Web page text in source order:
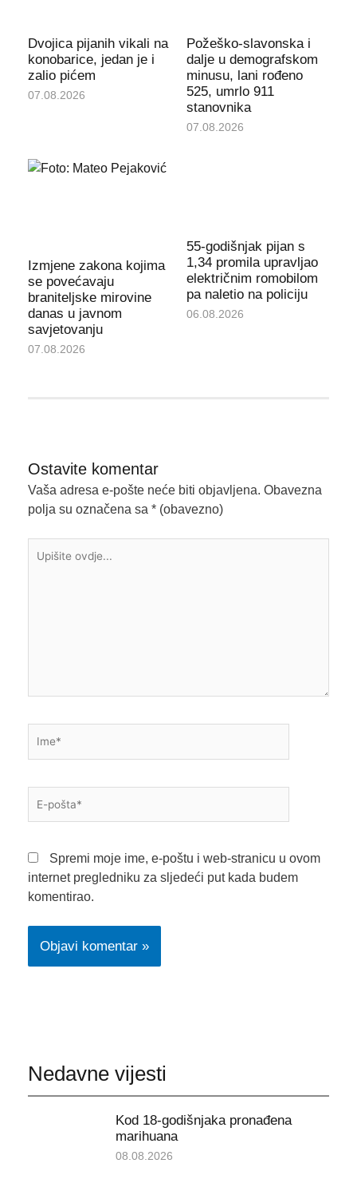
Dvojica pijanih vikali na
konobarice, jedan je i
zalio pićem
07.08.2026
Požeško-slavonska i
dalje u demografskom
minusu, lani rođeno
525, umrlo 911
stanovnika
07.08.2026
Izmjene zakona kojima
se povećavaju
braniteljske mirovine
danas u javnom
savjetovanju
07.08.2026
55-godišnjak pijan s
1,34 promila upravljao
električnim romobilom
pa naletio na policiju
06.08.2026
Ostavite komentar
Vaša adresa e-pošte neće biti objavljena. Obavezna
polja su označena sa * (obavezno)
ovdje...
pošta*
Spremi moje ime, e-poštu i web-stranicu u ovom
internet pregledniku za sljedeći put kada budem
komentirao.
Nedavne vijesti
Kod 18-godišnjaka pronađena
marihuana
08.08.2026